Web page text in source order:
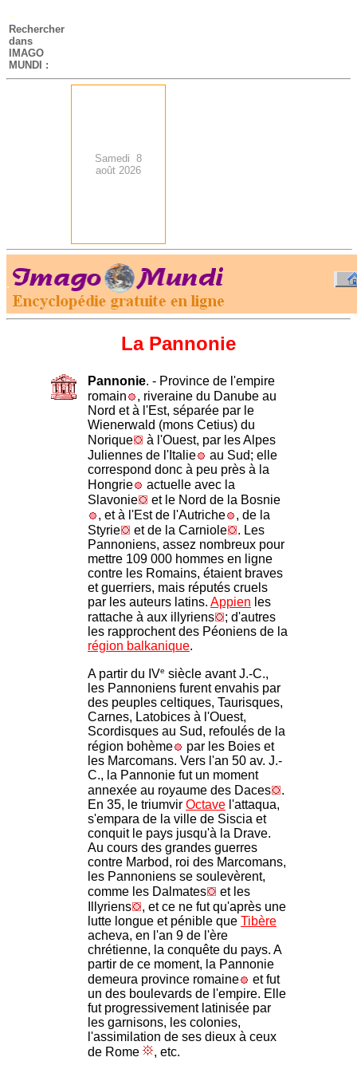
-
Rechercher
dans
IMAGO
MUNDI :
Samedi 8
août 2026
.
La Pannonie
Pannonie. - Province de l'empire
romain
, riveraine du Danube au
Nord et à l'Est, séparée par le
Wienerwald (mons Cetius) du
Norique
à l'Ouest, par les Alpes
Juliennes de l'Italie
au Sud; elle
correspond donc à peu près à la
Hongrie
actuelle avec la
Slavonie
et le Nord de la Bosnie
, et à l'Est de l'Autriche
, de la
Styrie
et de la Carniole
. Les
Pannoniens, assez nombreux pour
mettre 109 000 hommes en ligne
contre les Romains, étaient braves
et guerriers, mais réputés cruels
par les auteurs latins. Appien les
rattache à aux illyriens
; d'autres
les rapprochent des Péoniens de la
région balkanique.
A partir du IVe siècle avant J.-C.,
les Pannoniens furent envahis par
des peuples celtiques, Taurisques,
Carnes, Latobices à l'Ouest,
Scordisques au Sud, refoulés de la
région bohème
par les Boies et
les Marcomans. Vers l'an 50 av. J.-
C., la Pannonie fut un moment
annexée au royaume des Daces
.
En 35, le triumvir Octave l'attaqua,
s'empara de la ville de Siscia et
conquit le pays jusqu'à la Drave.
Au cours des grandes guerres
contre Marbod, roi des Marcomans,
les Pannoniens se soulevèrent,
comme les Dalmates
et les
Illyriens
, et ce ne fut qu'après une
lutte longue et pénible que Tibère
acheva, en l'an 9 de l'ère
chrétienne, la conquête du pays. A
partir de ce moment, la Pannonie
demeura province romaine
et fut
un des boulevards de l'empire. Elle
fut progressivement latinisée par
les garnisons, les colonies,
l'assimilation de ses dieux à ceux
de Rome
, etc.